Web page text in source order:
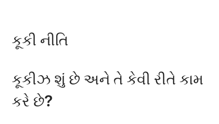
કૂકી નીતિ
કૂકીઝ શું છે અને તે કેવી રીતે કામ
કરે છે?